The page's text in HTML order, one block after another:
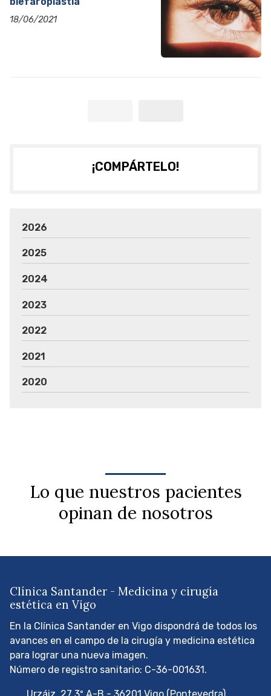
18/06/2021
¡COMPÁRTELO!
2026
2025
2024
2023
2022
2021
2020
Lo que nuestros pacientes
opinan de nosotros
Clínica Santander - Medicina y cirugía
estética en Vigo
En la Clínica Santander en Vigo dispondrá de todos los
avances en el campo de la cirugía y medicina estética
para lograr una nueva imagen.
Número de registro sanitario: C-36-001631.